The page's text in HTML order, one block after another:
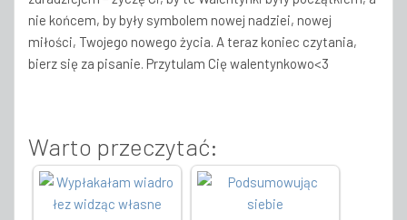
nie końcem, by były symbolem nowej nadziei, nowej
miłości, Twojego nowego życia. A teraz koniec czytania,
bierz się za pisanie. Przytulam Cię walentynkowo<3
Warto przeczytać: